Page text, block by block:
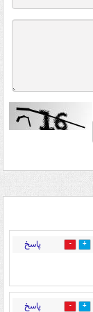
0 پاسخ
0 پاسخ